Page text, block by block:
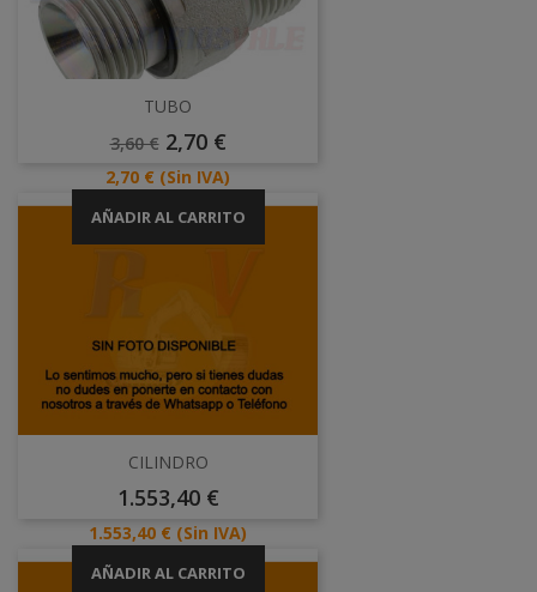
TUBO
Precio
3,60 € Precio
2,70 €
Precio
2,70 € (Sin IVA)
AÑADIR AL CARRITO
CILINDRO
Precio
1.553,40 €
Precio
1.553,40 € (Sin IVA)
AÑADIR AL CARRITO